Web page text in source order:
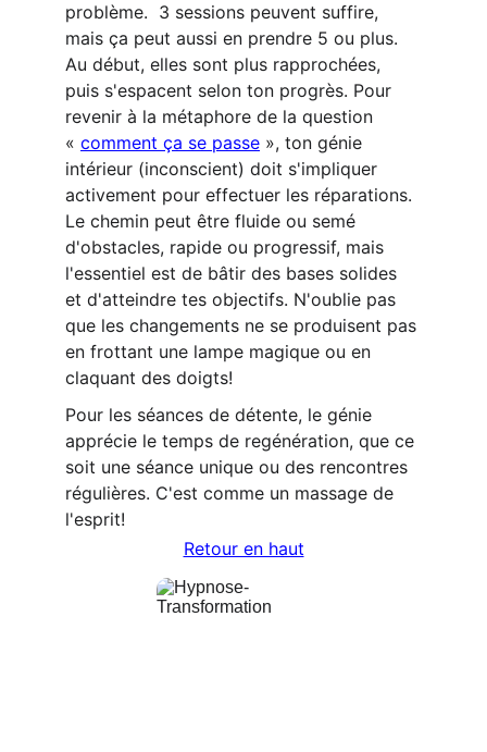
problème.  3 sessions peuvent suffire,
mais ça peut aussi en prendre 5 ou plus.
Au début, elles sont plus rapprochées,
puis s'espacent selon ton progrès. Pour
revenir à la métaphore de la question
« comment ça se passe », ton génie
intérieur (inconscient) doit s'impliquer
activement pour effectuer les réparations.
Le chemin peut être fluide ou semé
d'obstacles, rapide ou progressif, mais
l'essentiel est de bâtir des bases solides
et d'atteindre tes objectifs. N'oublie pas
que les changements ne se produisent pas
en frottant une lampe magique ou en
claquant des doigts!
Pour les séances de détente, le génie
apprécie le temps de regénération, que ce
soit une séance unique ou des rencontres
régulières. C'est comme un massage de
l'esprit!
Retour en haut